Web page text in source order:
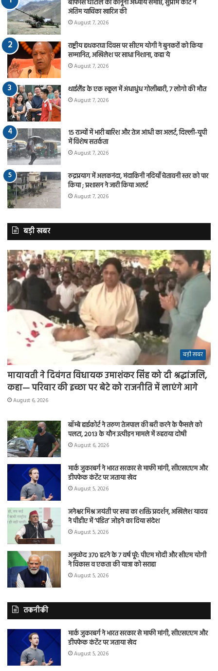
बोफोर्स घोटाले का कानूनी अध्याय समाप्त, सुप्रीम कोर्ट ने
अंतिम याचिका खारिज की
August 7, 2026
राष्ट्रीय हथकरघा दिवस पर सीएम योगी ने बुनकरों को किया
सम्मानित, अखिलेश पर साधा निशाना, कहा ये
August 7, 2026
थाईलैंड के एक स्कूल में अंधाधुंध गोलीबारी, 7 लोगो की मौत
August 7, 2026
15 राज्यों में भारी बारिश और तेज आंधी का अलर्ट, दिल्ली-यूपी
में विशेष सतर्कता
August 7, 2026
रुद्रप्रयाग में अलकनंदा, मंदाकिनी नदियाँ चेतावनी स्तर को पार
किया ; प्रशासन ने जारी किया अलर्ट
August 7, 2026
बड़ी खबर
बड़ी खबर
मायावती ने दिवंगत विधायक उमाशंकर सिंह को दी श्रद्धांजलि,
कहा— परिवार की इच्छा पर बेटे को राजनीति में लाएंगे आगे
August 6, 2026
बॉम्बे हाईकोर्ट ने तरुण तेजपाल की बरी करने के फैसले को
पलटा, 2013 के यौन उत्पीड़न मामले में ठहराया दोषी
August 6, 2026
मार्क जुकरबर्ग ने भारत सरकार से माफी मांगी, सीएसएएम और
डीपफेक कंटेंट पर जताया खेद
August 5, 2026
जनेश्वर मिश्र जयंती पर सपा का शक्ति प्रदर्शन, अखिलेश यादव
ने पीडीए में ‘पंडित’ जोड़ने का दिया संदेश
August 5, 2026
अनुच्छेद 370 हटने के 7 वर्ष पूरे: पीएम मोदी और सीएम योगी
ने विकास व एकता की यात्रा को सराहा
August 5, 2026
तकनीकी
मार्क जुकरबर्ग ने भारत सरकार से माफी मांगी, सीएसएएम और
डीपफेक कंटेंट पर जताया खेद
August 5, 2026